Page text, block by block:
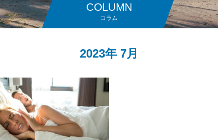
COLUMN
コラム
2023年 7月